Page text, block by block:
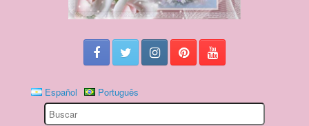
Español
Português
Search
for: